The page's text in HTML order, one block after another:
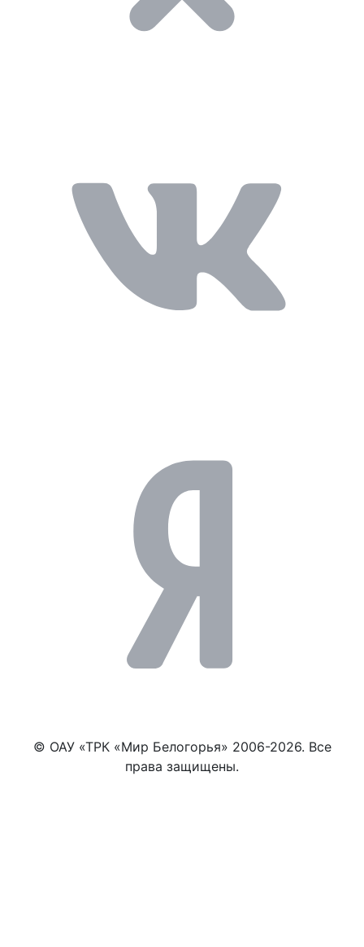
© ОАУ «ТРК «Мир Белогорья» 2006-2026. Все
права защищены.